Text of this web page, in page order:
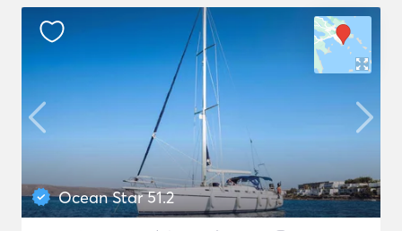
Ocean Star 51.2